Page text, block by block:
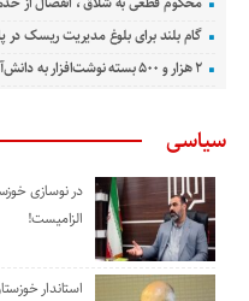
گام بلند برای بلوغ مدیریت ریسک در
۲ هزار و ۵۰۰ بسته نوشت‌افزار به دانش‌آموزان خوزستان رسید
سیاسی
در نوسازی
الزامیست!
استاندار